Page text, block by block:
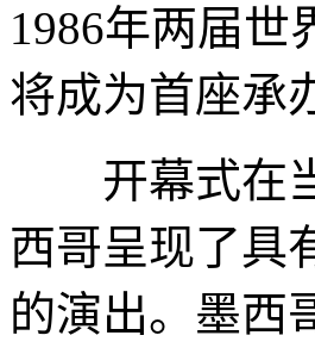
1986年两届世
将成为首座承
开幕式在当
西哥呈现了具
的演出。墨西